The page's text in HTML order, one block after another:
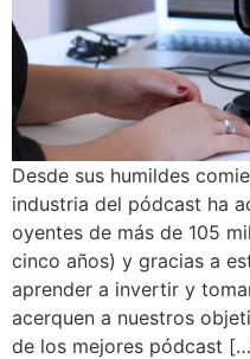
Desde sus humildes
industria del pódcast ha
oyentes de más de 105
cinco años) y gracias a
aprender a invertir y
acerquen a nuestros
de los mejores pódcast